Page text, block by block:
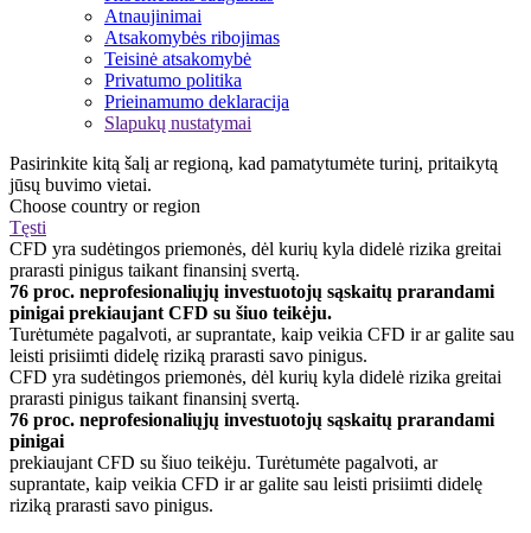
Atnaujinimai
Atsakomybės ribojimas
Teisinė atsakomybė
Privatumo politika
Prieinamumo deklaracija
Slapukų nustatymai
Pasirinkite kitą šalį ar regioną, kad pamatytumėte turinį, pritaikytą
jūsų buvimo vietai.
Choose country or region
Tęsti
CFD yra sudėtingos priemonės, dėl kurių kyla didelė rizika greitai
prarasti pinigus taikant finansinį svertą.
76 proc. neprofesionaliųjų investuotojų sąskaitų prarandami
pinigai prekiaujant CFD su šiuo teikėju.
Turėtumėte pagalvoti, ar suprantate, kaip veikia CFD ir ar galite sau
leisti prisiimti didelę riziką prarasti savo pinigus.
CFD yra sudėtingos priemonės, dėl kurių kyla didelė rizika greitai
prarasti pinigus taikant finansinį svertą.
76 proc. neprofesionaliųjų investuotojų sąskaitų prarandami
pinigai
prekiaujant CFD su šiuo teikėju. Turėtumėte pagalvoti, ar
suprantate, kaip veikia CFD ir ar galite sau leisti prisiimti didelę
riziką prarasti savo pinigus.